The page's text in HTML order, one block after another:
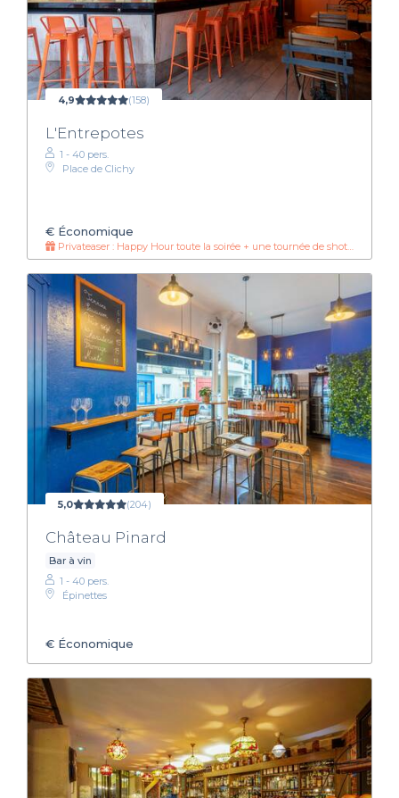
4,9 (158)
L'Entrepotes
1 - 40 pers.
Place de Clichy
€ Économique
Privateaser : Happy Hour toute la soirée + une tournée de shot offerte
5,0 (204)
Château Pinard
Bar à vin
1 - 40 pers.
Épinettes
€ Économique